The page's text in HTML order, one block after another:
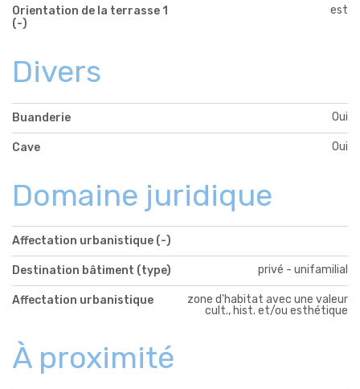
Orientation de la terrasse 1
(-)
est
Divers
Buanderie Oui
Cave Oui
Domaine juridique
Affectation urbanistique (-)
Destination bâtiment (type) privé - unifamilial
Affectation urbanistique
zone d'habitat avec une valeur
cult., hist. et/ou esthétique
À proximité